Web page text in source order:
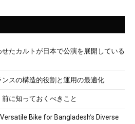
たカルトが日本で公演を展開している
スの構造的役割と運用の最適化
に知っておくべきこと
Bike for Bangladesh’s Diverse